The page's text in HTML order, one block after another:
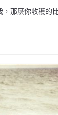
，那麼你收穫的